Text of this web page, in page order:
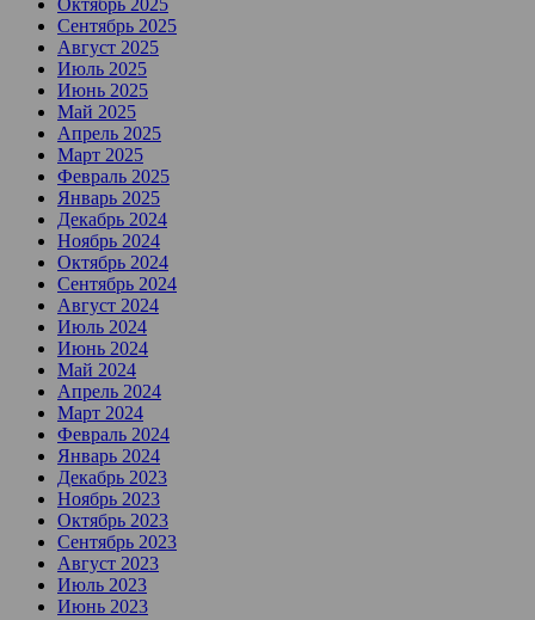
Октябрь 2025
Сентябрь 2025
Август 2025
Июль 2025
Июнь 2025
Май 2025
Апрель 2025
Март 2025
Февраль 2025
Январь 2025
Декабрь 2024
Ноябрь 2024
Октябрь 2024
Сентябрь 2024
Август 2024
Июль 2024
Июнь 2024
Май 2024
Апрель 2024
Март 2024
Февраль 2024
Январь 2024
Декабрь 2023
Ноябрь 2023
Октябрь 2023
Сентябрь 2023
Август 2023
Июль 2023
Июнь 2023